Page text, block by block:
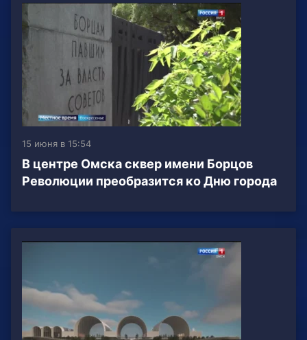
15 июня в 15:54
В центре Омска сквер имени Борцов
Революции преобразится ко Дню города